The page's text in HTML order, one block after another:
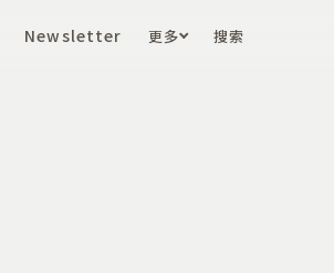
Newsletter 更多 搜索